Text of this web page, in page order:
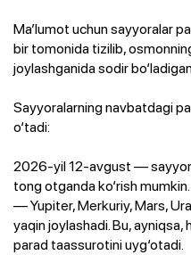
Ma’lumot uchun sayyoralar
bir tomonida tizilib,
joylashganida sodir
Sayyoralarning navbatdagi
o‘tadi:
2026-yil 12-avgust —
tong otganda ko‘rish
— Yupiter, Merkuriy, Mars,
yaqin joylashadi. Bu, ayniqsa,
parad taassurotini uyg‘otadi.